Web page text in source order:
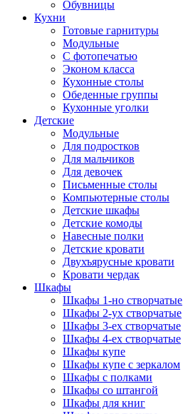
Обувницы
Кухни
Готовые гарнитуры
Модульные
С фотопечатью
Эконом класса
Кухонные столы
Обеденные группы
Кухонные уголки
Детские
Модульные
Для подростков
Для мальчиков
Для девочек
Письменные столы
Компьютерные столы
Детские шкафы
Детские комоды
Навесные полки
Детские кровати
Двухъярусные кровати
Кровати чердак
Шкафы
Шкафы 1-но створчатые
Шкафы 2-ух створчатые
Шкафы 3-ех створчатые
Шкафы 4-ех створчатые
Шкафы купе
Шкафы купе с зеркалом
Шкафы с полками
Шкафы со штангой
Шкафы для книг